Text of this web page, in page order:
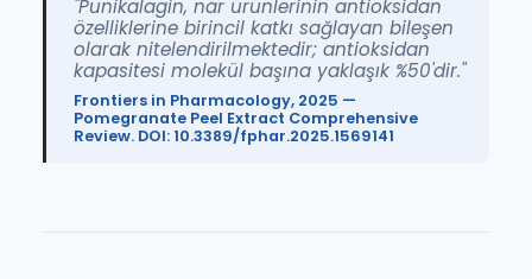
"Punikalagin, nar ürünlerinin antioksidan
özelliklerine birincil katkı sağlayan bileşen
olarak nitelendirilmektedir; antioksidan
kapasitesi molekül başına yaklaşık %50'dir."
Frontiers in Pharmacology, 2025 —
Pomegranate Peel Extract Comprehensive
Review. DOI: 10.3389/fphar.2025.1569141